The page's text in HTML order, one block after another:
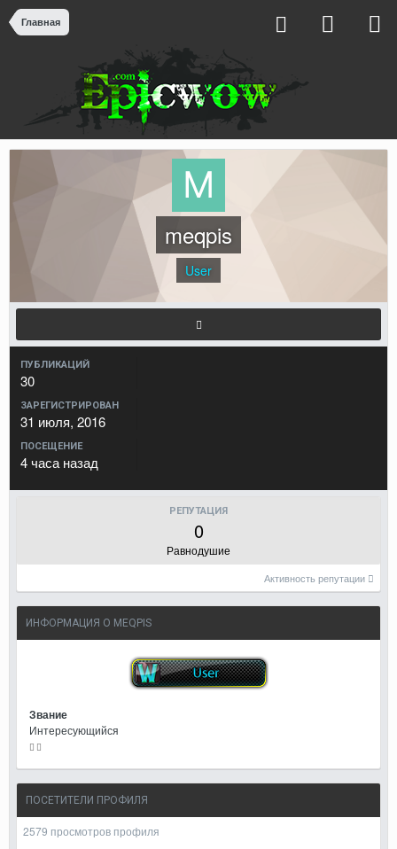
Главная
meqpis
User
ПУБЛИКАЦИЙ
30
ЗАРЕГИСТРИРОВАН
31 июля, 2016
ПОСЕЩЕНИЕ
4 часа назад
РЕПУТАЦИЯ
0
Равнодушие
Активность репутации
ИНФОРМАЦИЯ О MEQPIS
Звание
Интересующийся
ПОСЕТИТЕЛИ ПРОФИЛЯ
2579 просмотров профиля